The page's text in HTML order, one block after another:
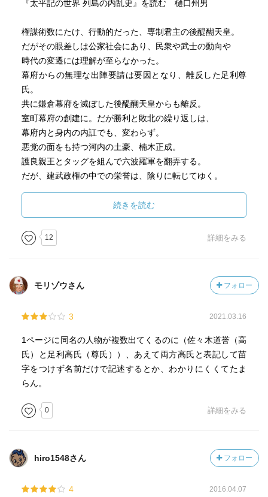
『太平記の世界 列島の内乱史』を読む 樋口州男
権謀術数にたけ、行動的だった、専制君主の後醍醐天皇。
だがその眼差しは公家社会にあり、民衆や武士の動向や
時代の変遷には理解が至らなかった。
幕府からの無理な出陣要請は要因となり、離反した足利尊
氏。
共に鎌倉幕府を滅ぼした後醍醐天皇からも離反。
室町幕府の創建に。だが勝利と敗北の繰り返しは、
幕府内と身内の内訌でも、変わらず。
悪党の面をも持つ河内の土豪、楠木正成。
護良親王とタッグを組んで六波羅軍を翻弄する。
だが、建武政権の中での栄誉は、陰りに転じてゆく。
夢窓疎石は夢窓派の始祖。北条高時、後醍醐天皇から鞍替
え、
足利家に取り入り、和睦の周旋や調停に手を貸す。
聖俗両界の教導者として君臨し、自派を全国へ。
義詮とも同様に。策士であり幕府内に隠然たる勢力を形
成。
足利将軍三代目の義満。有力守護勢力の削減や南北朝合一
陰には権謀術数有り。明との外交と貿易、倭寇の禁圧。
軍事・外交権の掌握等、将軍権力の強化を進めるが、急
以上は「太平記」を読むにあたっての参考になりました
が、
二条河原落書、時衆僧の存在と行動、
元寇以降の禅僧の中国渡来、倭寇とその対策。
これらがなかなか興味深い内容でした。
続きを読む
12 詳細をみる
モリゾウさん フォロー
3 2021.03.16
1ページに同名の人物が複数出てくるのに（佐々木道誉（高
氏）と足利高氏（尊氏））、あえて両方高氏と表記して苗
字をつけず名前だけで記述するとか、わかりにくくてたま
らん。
0 詳細をみる
hiro1548さん フォロー
4 2016.04.07